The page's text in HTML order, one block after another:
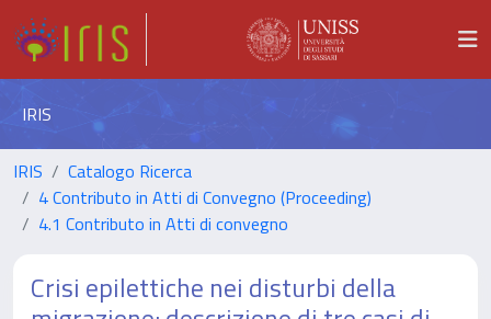
IRIS
IRIS
Catalogo Ricerca
4 Contributo in Atti di Convegno (Proceeding)
4.1 Contributo in Atti di convegno
Crisi epilettiche nei disturbi della